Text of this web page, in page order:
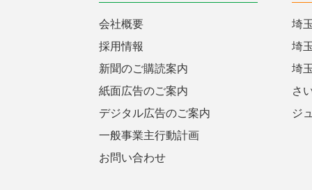
会社概要
採用情報
新聞のご購読案内
紙面広告のご案内
デジタル広告のご案内
一般事業主行動計画
お問い合わせ
埼
埼
埼
さ
ジ